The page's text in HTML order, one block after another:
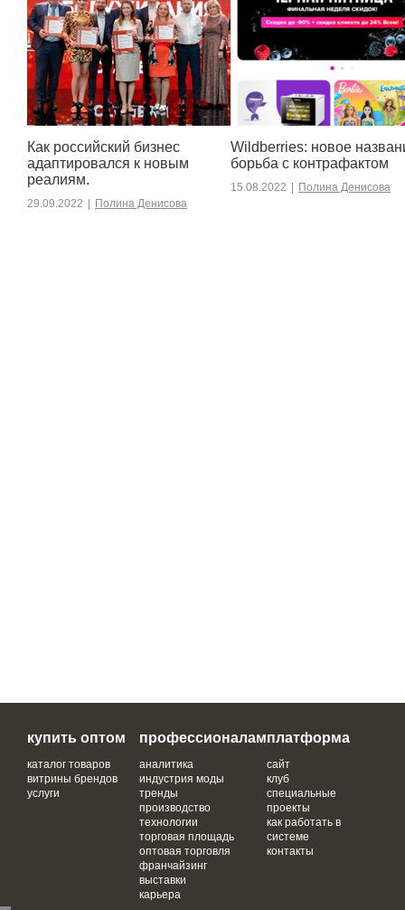
​​Как российский бизнес
адаптировался к новым
реалиям.
29.09.2022 Полина Денисова
Wildberries: новое
борьба с контрафактом
15.08.2022 Полина Денисова
купить оптом
каталог товаров
витрины брендов
услуги
профессионалам
аналитика
индустрия моды
тренды
производство
технологии
торговая площадь
оптовая торговля
франчайзинг
выставки
карьера
платформа
сайт
клуб
специальные
проекты
как работать в
системе
контакты